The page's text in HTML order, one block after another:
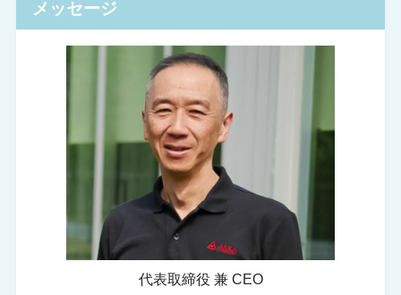
メッセージ
代表取締役 兼 CEO